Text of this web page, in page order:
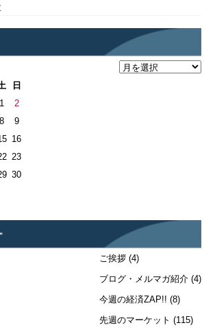
日
1
2
8
9
16
23
30
ご挨拶 (4)
ブログ・メルマガ紹介 (4)
今週の経済ZAP!! (8)
先週のマーケット (115)